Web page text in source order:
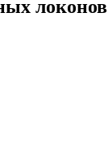
локонов